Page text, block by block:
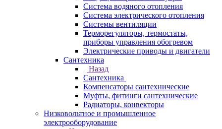
Система водяного отопления
Система электрического отопления
Системы вентиляции
Терморегуляторы, термостаты,
приборы управления обогревом
Электрические приводы и двигатели
Сантехника
Назад
Сантехника
Компенсаторы сантехнические
Муфты, фитинги сантехнические
Радиаторы, конвекторы
Низковольтное и промышленное
электрооборудование